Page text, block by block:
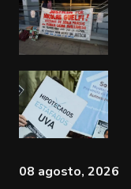
08 agosto, 2026